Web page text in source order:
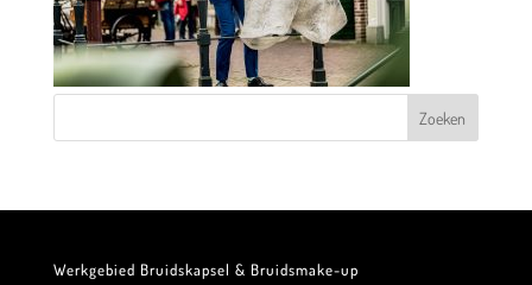
Werkgebied Bruidskapsel & Bruidsmake-up